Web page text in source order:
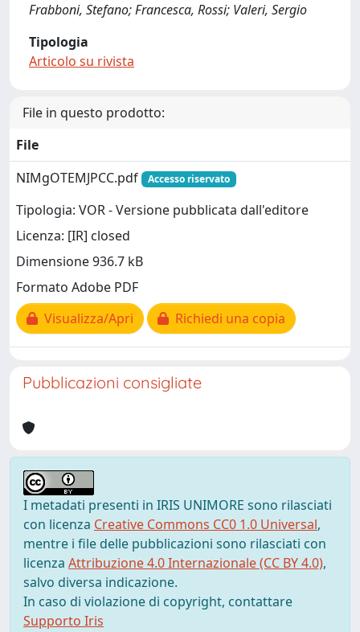
Frabboni, Stefano; Francesca, Rossi; Valeri, Sergio
Tipologia
Articolo su rivista
File in questo prodotto:
File
NIMgOTEMJPCC.pdf
Accesso riservato
Tipologia: VOR - Versione pubblicata dall'editore
Licenza: [IR] closed
Dimensione 936.7 kB
Formato Adobe PDF
Visualizza/Apri
Richiedi una copia
Pubblicazioni consigliate
I metadati presenti in IRIS UNIMORE sono rilasciati
con licenza Creative Commons CC0 1.0 Universal,
mentre i file delle pubblicazioni sono rilasciati con
licenza Attribuzione 4.0 Internazionale (CC BY 4.0),
salvo diversa indicazione.
In caso di violazione di copyright, contattare
Supporto Iris